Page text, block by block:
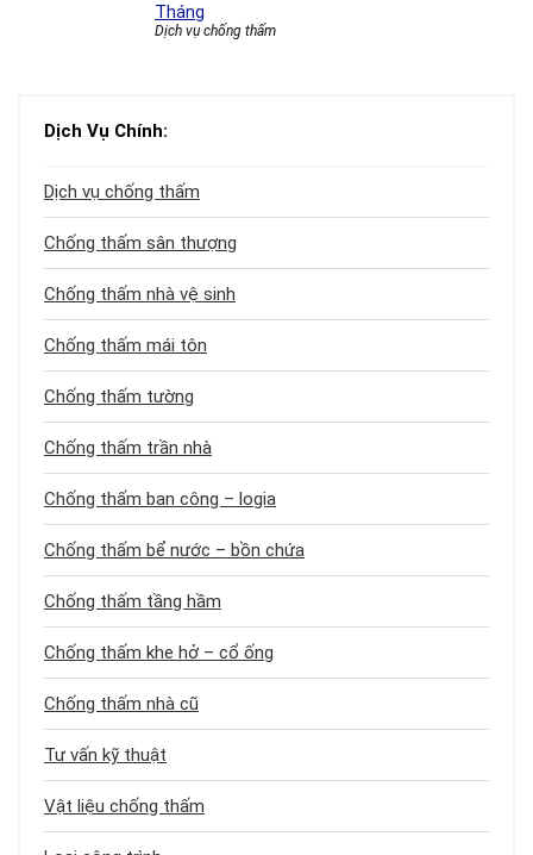
Tháng
Dịch vụ chống thấm
Dịch Vụ Chính:
Dịch vụ chống thấm
Chống thấm sân thượng
Chống thấm nhà vệ sinh
Chống thấm mái tôn
Chống thấm tường
Chống thấm trần nhà
Chống thấm ban công – logia
Chống thấm bể nước – bồn chứa
Chống thấm tầng hầm
Chống thấm khe hở – cổ ống
Chống thấm nhà cũ
Tư vấn kỹ thuật
Vật liệu chống thấm